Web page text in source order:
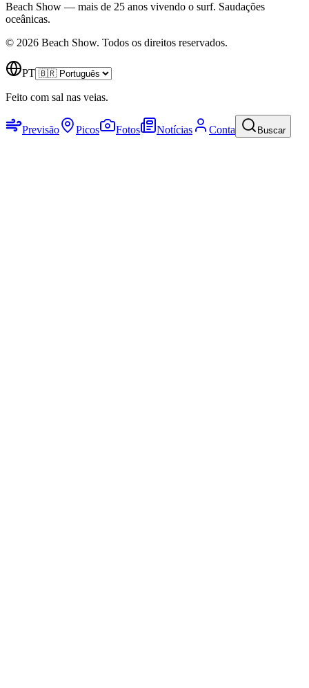
Beach Show — mais de 25 anos vivendo o surf. Saudações
oceânicas.
© 2026 Beach Show. Todos os direitos reservados.
PT
Feito com sal nas veias.
Previsão Picos Fotos Notícias Conta Buscar